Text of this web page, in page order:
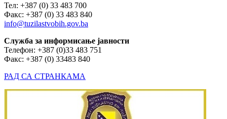
Тел: +387 (0) 33 483 700
Факс: +387 (0) 33 483 840
info@tuzilastvobih.gov.ba
Служба за информисање јавности
Телефон: +387 (0)33 483 751
Факс: +387 (0) 33483 840
РАД СА СТРАНКАМА